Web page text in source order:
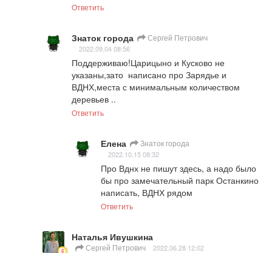
Ответить
Знаток города Сергей Петрович
2022.09.04 08:56
Поддерживаю!Царицыно и Кусково не
указаны,зато  написано про Зарядье и
ВДНХ,места с минимальным количеством
деревьев ..
Ответить
Елена Знаток города
2022.10.15 08:32
Про Вднх не пишут здесь, а надо было
бы про замечательный парк Останкино
написать, ВДНХ рядом
Ответить
Наталья Ивушкина
Сергей Петрович 2022.06.28 12:02